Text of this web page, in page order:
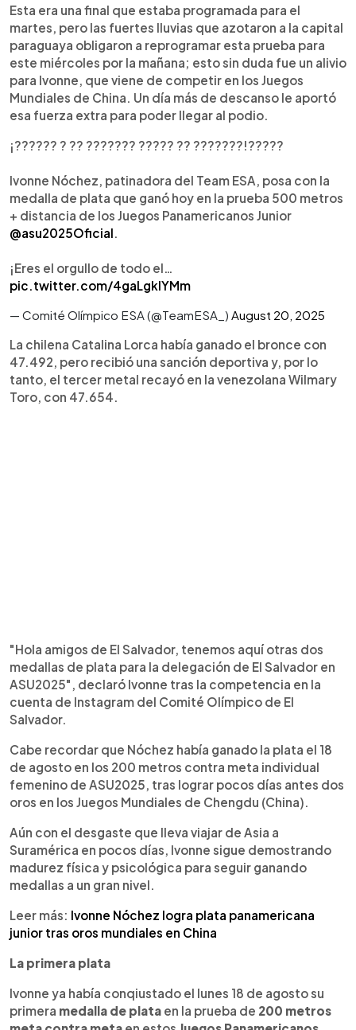
convirtiéndola en orgullo nacional e inspiración
para futuras generaciones de atletas
salvadoreños.
Esta era una final que estaba programada para el
martes, pero las fuertes lluvias que azotaron a la capital
paraguaya obligaron a reprogramar esta prueba para
este miércoles por la mañana; esto sin duda fue un alivio
para Ivonne, que viene de competir en los Juegos
Mundiales de China. Un día más de descanso le aportó
esa fuerza extra para poder llegar al podio.
¡?????? ? ?? ??????? ????? ?? ???????!?????
Ivonne Nóchez, patinadora del Team ESA, posa con la
medalla de plata que ganó hoy en la prueba 500 metros
+ distancia de los Juegos Panamericanos Junior
@asu2025Oficial.
¡Eres el orgullo de todo el…
pic.twitter.com/4gaLgklYMm
— Comité Olímpico ESA (@TeamESA_) August 20, 2025
La chilena Catalina Lorca había ganado el bronce con
47.492, pero recibió una sanción deportiva y, por lo
tanto, el tercer metal recayó en la venezolana Wilmary
Toro, con 47.654.
"Hola amigos de El Salvador, tenemos aquí otras dos
medallas de plata para la delegación de El Salvador en
ASU2025", declaró Ivonne tras la competencia en la
cuenta de Instagram del Comité Olímpico de El
Salvador.
Cabe recordar que Nóchez había ganado la plata el 18
de agosto en los 200 metros contra meta individual
femenino de ASU2025, tras lograr pocos días antes dos
oros en los Juegos Mundiales de Chengdu (China).
Aún con el desgaste que lleva viajar de Asia a
Suramérica en pocos días, Ivonne sigue demostrando
madurez física y psicológica para seguir ganando
medallas a un gran nivel.
Leer más: Ivonne Nóchez logra plata panamericana
junior tras oros mundiales en China
La primera plata
Ivonne ya había conqiustado el lunes 18 de agosto su
primera medalla de plata en la prueba de 200 metros